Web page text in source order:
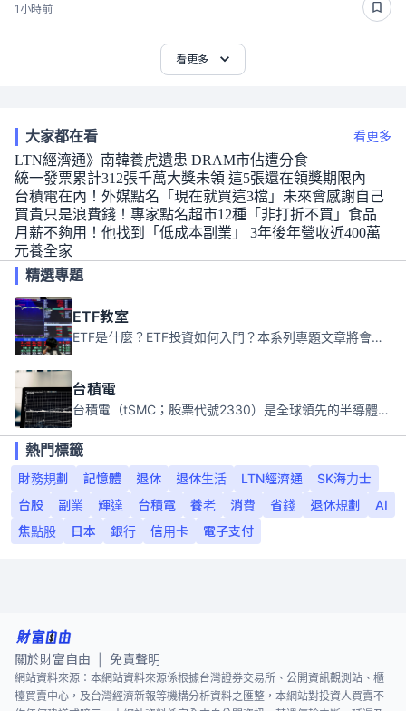
1小時前
看更多
大家都在看 看更多
LTN經濟通》南韓養虎遺患 DRAM市佔遭分食
統一發票累計312張千萬大獎未領 這5張還在領獎期限內
台積電在內！外媒點名「現在就買這3檔」未來會感謝自己
買貴只是浪費錢！專家點名超市12種「非打折不買」食品
月薪不夠用！他找到「低成本副業」 3年後年營收近400萬
元養全家
精選專題
ETF教室
ETF是什麼？ETF投資如何入門？本系列專題文章將會告訴你新手必須知道的ETF基礎知識。
台積電
台積電（tSMC；股票代號2330）是全球領先的半導體代工公司，成立於1987年，總部位於台灣新竹。且已於美國、日本、德國及中國設廠，台積電是全球首家專業積體電路製造服務公司，也是全球最先進和最大規模的半導體代工廠。
熱門標籤
財務規劃
記憶體 退休 退休生活 LTN經濟通
SK海力士
台股
副業 輝達 台積電 養老 消費 省錢 退休規劃
AI
焦點股
日本 銀行 信用卡 電子支付
關於財富自由 免責聲明
網站資料來源：本網站資料來源係根據台灣證券交易所、公開資訊觀測站、櫃
檯買賣中心，及台灣經濟新報等機構分析資料之匯整，本網站對投資人買賣不